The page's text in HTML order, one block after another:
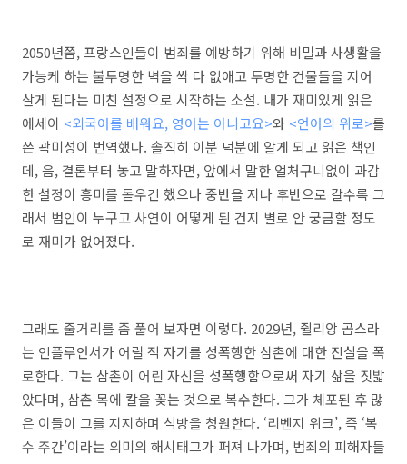
2050년쯤, 프랑스인들이 범죄를 예방하기 위해 비밀과 사생활을
가능케 하는 불투명한 벽을 싹 다 없애고 투명한 건물들을 지어
살게 된다는 미친 설정으로 시작하는 소설. 내가 재미있게 읽은
에세이 <외국어를 배워요, 영어는 아니고요>와 <언어의 위로>를
쓴 곽미성이 번역했다. 솔직히 이분 덕분에 알게 되고 읽은 책인
데, 음, 결론부터 놓고 말하자면, 앞에서 말한 얼처구니없이 과감
한 설정이 흥미를 돋우긴 했으나 중반을 지나 후반으로 갈수록 그
래서 범인이 누구고 사연이 어떻게 된 건지 별로 안 궁금할 정도
로 재미가 없어졌다.
그래도 줄거리를 좀 풀어 보자면 이렇다. 2029년, 쥘리앙 곰스라
는 인플루언서가 어릴 적 자기를 성폭행한 삼촌에 대한 진실을 폭
로한다. 그는 삼촌이 어린 자신을 성폭행함으로써 자기 삶을 짓밟
았다며, 삼촌 목에 칼을 꽂는 것으로 복수한다. 그가 체포된 후 많
은 이들이 그를 지지하며 석방을 청원한다. ‘리벤지 위크’, 즉 ‘복
수 주간’이라는 의미의 해시태그가 퍼져 나가며, 범죄의 피해자들